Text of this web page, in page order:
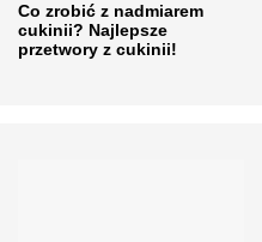
Co zrobić z nadmiarem
cukinii? Najlepsze
przetwory z cukinii!